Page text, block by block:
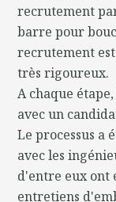
recrutement
barre pour
recrutement
très rigoureux.
A chaque
avec un
Le processus a
avec les
d'entre eux ont
entretiens